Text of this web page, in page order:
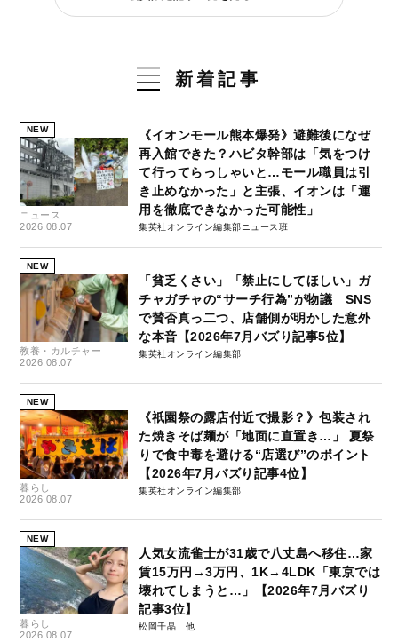
新着記事
NEW
ニュース
2026.08.07
《イオンモール熊本爆発》避難後になぜ
再入館できた？ハビタ幹部は「気をつけ
て行ってらっしゃいと…モール職員は引
き止めなかった」と主張、イオンは「運
用を徹底できなかった可能性」
集英社オンライン編集部ニュース班
NEW
教養・カルチャー
2026.08.07
「貧乏くさい」「禁止にしてほしい」ガ
チャガチャの“サーチ行為”が物議 SNS
で賛否真っ二つ、店舗側が明かした意外
な本音【2026年7月バズり記事5位】
集英社オンライン編集部
NEW
暮らし
2026.08.07
《祇園祭の露店付近で撮影？》包装され
た焼きそば麺が「地面に直置き…」 夏祭
りで食中毒を避ける“店選び”のポイント
【2026年7月バズり記事4位】
集英社オンライン編集部
NEW
暮らし
2026.08.07
人気女流雀士が31歳で八丈島へ移住…家
賃15万円→3万円、1K→4LDK「東京では
壊れてしまうと…」【2026年7月バズり
記事3位】
松岡千晶